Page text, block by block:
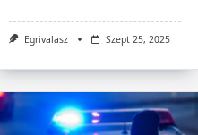
Egrivalasz Szept 25, 2025